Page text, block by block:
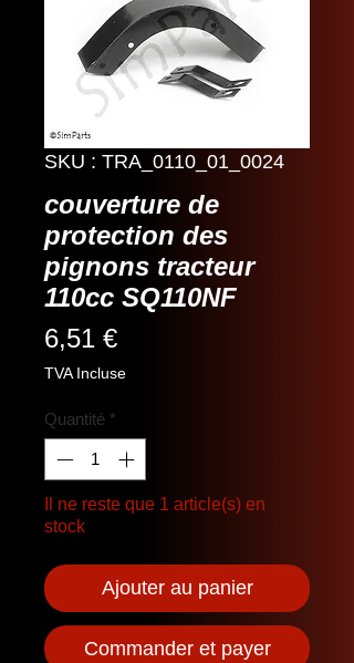
SKU : TRA_0110_01_0024
couverture de
protection des
pignons tracteur
110cc SQ110NF
6,51 €Prix
TVA Incluse
Quantité *
Il ne reste que 1 article(s) en
stock
Ajouter au panier
Commander et payer